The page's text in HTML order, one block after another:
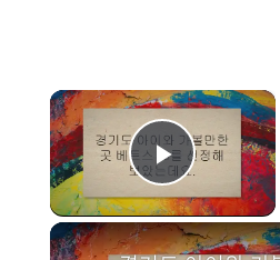
×
Play